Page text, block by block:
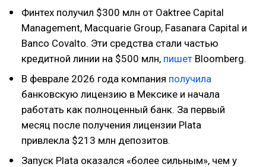
Финтех получил $300 млн от Oaktree Capital
Management, Macquarie Group, Fasanara Capital и
Banco Covalto. Эти средства стали частью
кредитной линии на $500 млн, пишет Bloomberg.
В феврале 2026 года компания получила
банковскую лицензию в Мексике и начала
работать как полноценный банк. За первый
месяц после получения лицензии Plata
привлекла $213 млн депозитов.
Запуск Plata оказался «более сильным», чем у